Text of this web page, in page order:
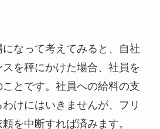
なって考えてみると、自社
を秤にかけた場合、社員を
とです。社員への給料の支
けにはいきませんが、フリ
を中断すれば済みます。